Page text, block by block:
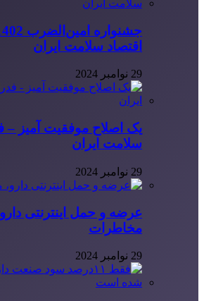
اقتصاد سلامت ایران
29 نوامبر 2024
یک اصلاح موفقیت آمیز –
سلامت ایران
29 نوامبر 2024
عرضه و حمل اینترنتی
مخاطرات
29 نوامبر 2024